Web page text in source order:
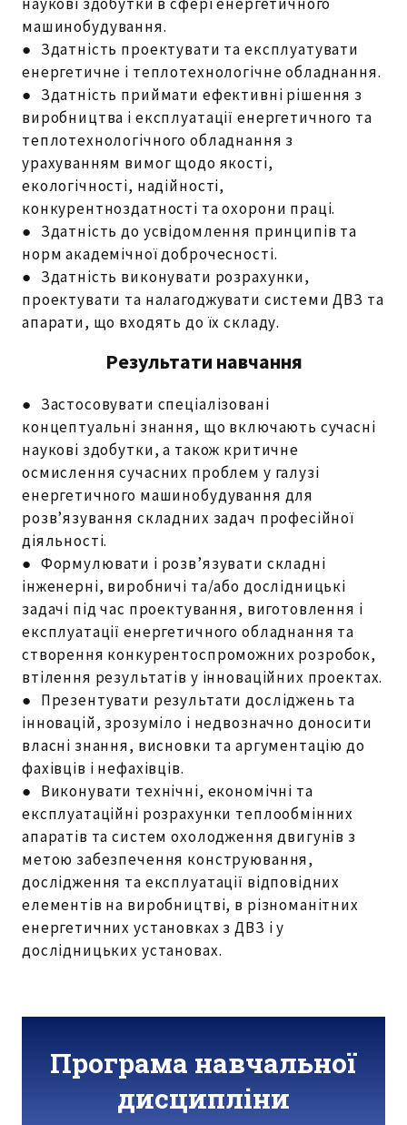
машинобудування.
● Здатність проектувати та експлуатувати
енергетичне і теплотехнологічне обладнання.
● Здатність приймати ефективні рішення з
виробництва і експлуатації енергетичного та
теплотехнологічного обладнання з
урахуванням вимог щодо якості,
екологічності, надійності,
конкурентноздатності та охорони праці.
● Здатність до усвідомлення принципів та
норм академічної доброчесності.
● Здатність виконувати розрахунки,
проектувати та налагоджувати системи ДВЗ та
апарати, що входять до їх складу.
Результати навчання
● Застосовувати спеціалізовані
концептуальні знання, що включають сучасні
наукові здобутки, а також критичне
осмислення сучасних проблем у галузі
енергетичного машинобудування для
розв’язування складних задач професійної
діяльності.
● Формулювати і розв’язувати складні
інженерні, виробничі та/або дослідницькі
задачі під час проектування, виготовлення і
експлуатації енергетичного обладнання та
створення конкурентоспроможних розробок,
втілення результатів у інноваційних проектах.
● Презентувати результати досліджень та
інновацій, зрозуміло і недвозначно доносити
власні знання, висновки та аргументацію до
фахівців і нефахівців.
● Виконувати технічні, економічні та
експлуатаційні розрахунки теплообмінних
апаратів та систем охолодження двигунів з
метою забезпечення конструювання,
дослідження та експлуатації відповідних
елементів на виробництві, в різноманітних
енергетичних установках з ДВЗ і у
дослідницьких установах.
Програма навчальної
дисципліни